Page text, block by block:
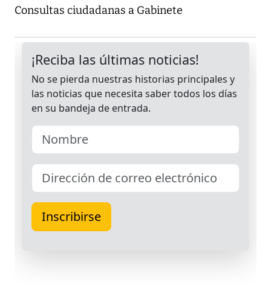
Consultas ciudadanas a Gabinete